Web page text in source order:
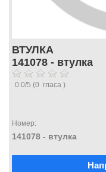
ВТУЛКА
141078 - втулка
0.0/5 (0 гласа )
Номер:
141078 - втулка